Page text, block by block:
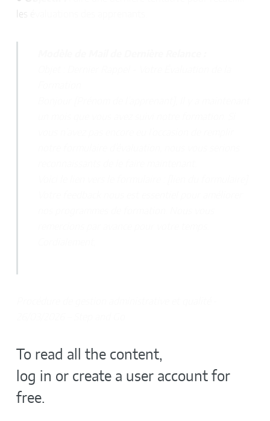
les évaluations des apprenants.
To read all the content,
log in or create a user account for
free.